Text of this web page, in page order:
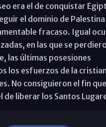
era el de conquistar
el dominio de
fracaso. Igual
en las que se
las últimas posesiones
los esfuerzos de la
No consiguieron el fin que
de liberar los Santos